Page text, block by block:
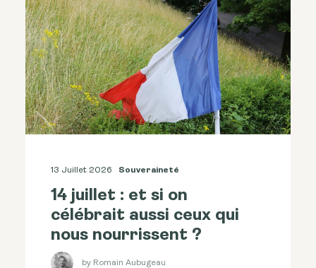
13 Juillet 2026 Souveraineté
14 juillet : et si on
célébrait aussi ceux qui
nous nourrissent ?
by Romain Aubugeau